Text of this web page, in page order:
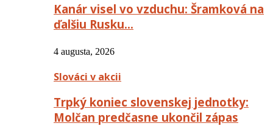
Kanár visel vo vzduchu: Šramková na
ďalšiu Rusku…
4 augusta, 2026
Slováci v akcii
Trpký koniec slovenskej jednotky:
Molčan predčasne ukončil zápas